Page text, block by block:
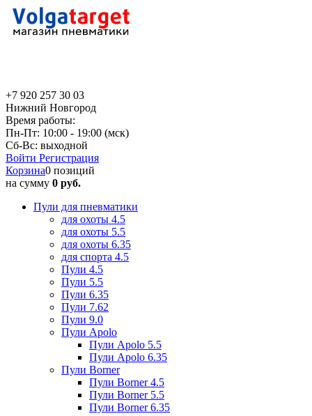
+7 920 257 30 03
Нижний Новгород
Время работы:
Пн-Пт: 10:00 - 19:00 (мск)
Сб-Вс: выходной
Войти Регистрация
Корзина0 позиций
на сумму 0 руб.
Пули для пневматики
для охоты 4.5
для охоты 5.5
для охоты 6.35
для спорта 4.5
Пули 4.5
Пули 5.5
Пули 6.35
Пули 7.62
Пули 9.0
Пули Apolo
Пули Apolo 5.5
Пули Apolo 6.35
Пули Borner
Пули Borner 4.5
Пули Borner 5.5
Пули Borner 6.35